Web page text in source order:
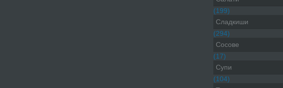
(199)
Сладкиши
(294)
Сосове
(17)
Супи
(104)